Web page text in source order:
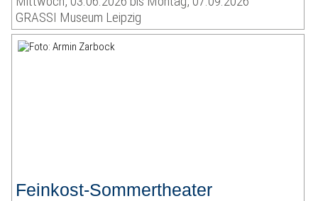
GRASSI Museum Leipzig
Feinkost-Sommertheater